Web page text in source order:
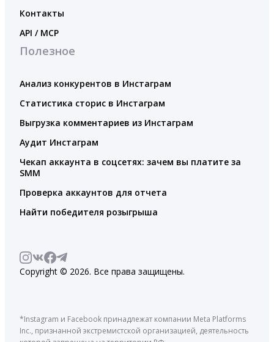
Контакты
API / MCP
Полезное
Анализ конкурентов в Инстаграм
Статистика сторис в Инстаграм
Выгрузка комментариев из Инстаграм
Аудит Инстаграм
Чекап аккаунта в соцсетях: зачем вы платите за
SMM
Проверка аккаунтов для отчета
Найти победителя розыгрыша
Copyright © 2026. Все права защищены.
*Instagram и Facebook принадлежат компании Meta Platforms
Inc., признанной экстремистской организацией, деятельность